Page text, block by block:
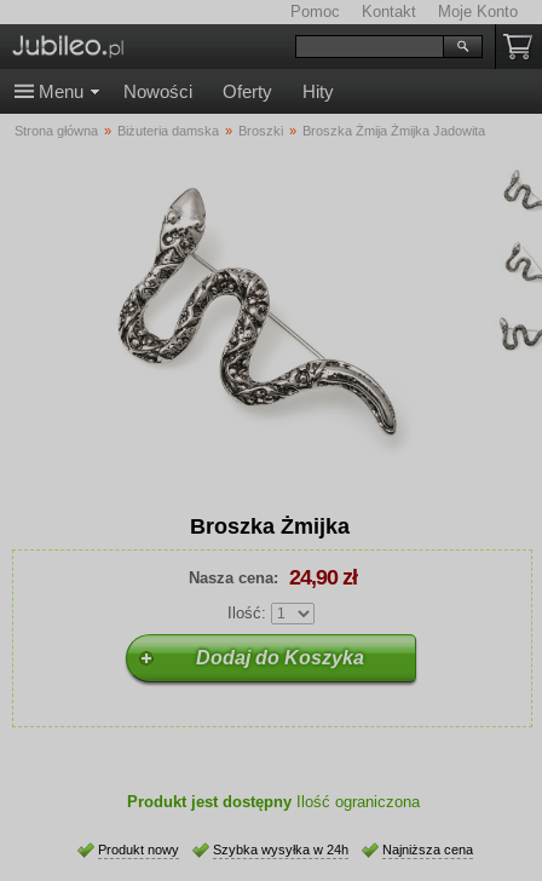
Pomoc Kontakt Moje Konto
Menu Nowości Oferty Hity
Strona główna » Biżuteria damska » Broszki » Broszka Żmija Żmijka Jadowita
Broszka Żmijka
Nasza cena: 24,90 zł
Ilość:
Produkt jest dostępny Ilość ograniczona
Produkt nowy Szybka wysyłka w 24h Najniższa cena